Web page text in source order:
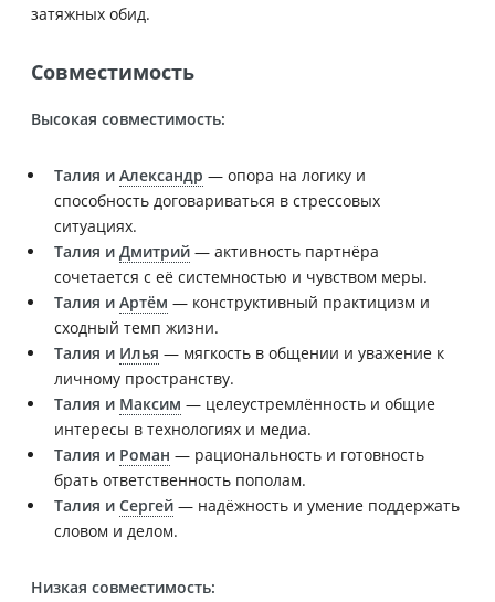
затяжных обид.
Совместимость
Высокая совместимость:
Талия и Александр — опора на логику и
способность договариваться в стрессовых
ситуациях.
Талия и Дмитрий — активность партнёра
сочетается с её системностью и чувством меры.
Талия и Артём — конструктивный практицизм и
сходный темп жизни.
Талия и Илья — мягкость в общении и уважение к
личному пространству.
Талия и Максим — целеустремлённость и общие
интересы в технологиях и медиа.
Талия и Роман — рациональность и готовность
брать ответственность пополам.
Талия и Сергей — надёжность и умение поддержать
словом и делом.
Низкая совместимость: